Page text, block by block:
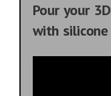
Pour your
with silicone